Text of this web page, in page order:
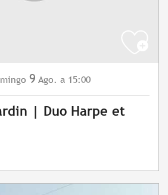
9 Ago. a 15:00
| Duo Harpe et